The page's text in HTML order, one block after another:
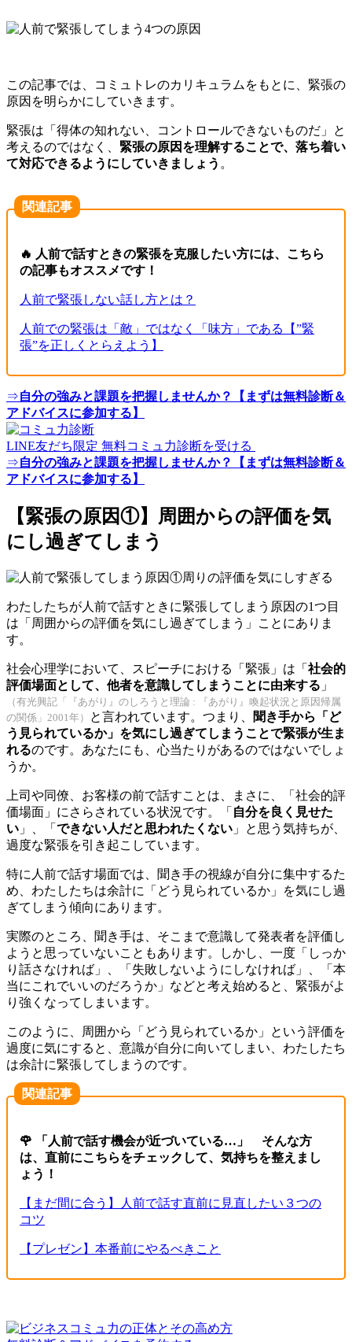
この記事では 、コミュトレのカリキュラムをもとに、 緊張の
原因 を明らかにしていきます。
緊張は「 得体の知れない 、コントロールできないものだ 」と
考えるのではなく、 緊張の原因を理解することで、 落ち着い
て対応できるようにしていきましょう 。
関連記事
🔥 人前で話すときの緊張を克服したい方には、こちら
の記事もオススメです！
人前で緊張しない話し方とは？
人前での緊張は「敵」ではなく「味方」である【”緊
張”を正しくとらえよう】
⇒自分の強みと課題を把握しませんか？【まずは無料診断＆
アドバイスに参加する】
LINE友だち限定 無料コミュ力診断を受ける
⇒自分の強みと課題を把握しませんか？【まずは無料診断＆
アドバイスに参加する】
【緊張の原因①】周囲からの評価を気
にし過ぎてしまう
わたしたちが人前で話すときに緊張してしまう原因の1つ目
は「周囲からの評価を気にし過ぎてしまう」ことにありま
す。
社会心理学において、スピーチにおける「緊張」は「 社会的
評価場面として、他者を意識してしまうことに由来する 」
（有光興記「『あがり』のしろうと理論 : 『あがり』喚起状況と原因帰属
の関係」2001年）
と言われています。つまり、
聞き手から「ど
う見られているか」を気にし過ぎてしまうことで緊張が生ま
れるのです。 あなたにも、 心当たりがあるのではないでしょ
うか。
上司や同僚、お客様の前で話すことは、まさに、「社会的評
価場面」にさらされている状況です。「 自分を良く見せた
い 」、「 できない人だと思われたくない 」と思う気持ちが
過度な緊張を引き起こしています。
特に人前で話す場面では、聞き手の視線が自分に集中するた
め、 わたしたちは余計に「どう見られているか」を気にし過
ぎてしまう傾向にあります。
実際のところ、聞き手は、そこまで意識して発表者を評価し
ようと思っていないこともあります。しかし、一度「しっか
り話さなければ」、「失敗しないようにしなければ」、「本
当にこれでいいのだろうか」などと考え始めると、緊張がよ
り強くなってし まいま す。
このように、周囲から「どう見られているか」と いう 評価を
過度に気にすると、 意識が自分に向いてしまい 、わたしたち
は余計に緊張してしまうのです。
関連記事
🌹 「人前で話す機会が近づいている…」 そんな方
は、直前にこちらをチェックして、気持ちを整えまし
ょう！
【まだ間に合う】人前で話す直前に見直したい３つの
コツ
【プレゼン】本番前にやるべきこと